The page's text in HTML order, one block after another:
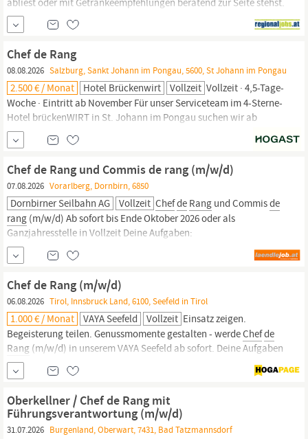
Du bist einzigartig. Ein Unikat. Darum wollen wir dich als
Chefde
Rang
(w/m/d) Bad Hall Voll- oder Teilzeit ab sofort Wenn du es
übernehmen Gäste bei der...
Chef de Rang
08.08.2026 Salzburg, Sankt Johann im Pongau, 5600, St Johann im Pongau
2.500 € / Monat Hotel Brückenwirt Vollzeit Vollzeit · 4,5-Tage-
Woche · Eintritt ab November Für unser Serviceteam im 4-Sterne-
Hotel brückenWIRT in St. Johann im Pongau suchen wir ab
November einen erfahrenen
betreust unsere À-la-carte-Gäste sowie unsere Hotelgäste mit
Halbpension und führst deine eigene Station selbstständig.
Chef de Rang und Commis de rang (m/w/d)
07.08.2026 Vorarlberg, Dornbirn, 6850
Dornbirner Seilbahn AG Vollzeit Chefde Rang und Commisde
rang (m/w/d) Ab sofort bis Ende Oktober 2026 oder als
Ganzjahresstelle in Vollzeit Deine Aufgaben:
Eigeneverantwortliche Durchführung des Service in unserem
Restaurant Aktive Betreuung der Gäste, um ein exzellentes
Gästeerlebnis sicherzustellen Empfehlung von...
Chef de Rang (m/w/d)
06.08.2026 Tirol, Innsbruck Land, 6100, Seefeld in Tirol
1.000 € / Monat VAYA Seefeld Vollzeit Einsatz zeigen.
Begeisterung teilen. Genussmomente gestalten - werdeChefde
Rang (m/w/d) in unserem VAYA Seefeld ab sofort. Deine Aufgaben
Koordination der Arbeitsstation Aktive Servicearbeit und
Gästebetreuung Beratung zu Speisen und Getränken inklusive
aktivem Verkauf Ordnungsgemäße Durchführung von
Buchungsvorgängen...
Oberkellner / Chef de Rang mit
Führungsverantwortung (m/w/d)
31.07.2026 Burgenland, Oberwart, 7431, Bad Tatzmannsdorf